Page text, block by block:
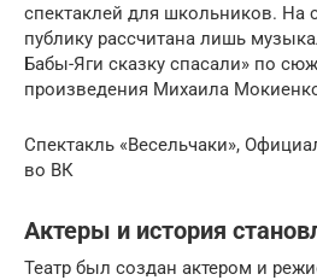
спектаклей для школьников. На
публику рассчитана лишь
Бабы-Яги сказку спасали» по
произведения Михаила
Спектакль «Весельчаки»,
во ВК
Актеры и история
Театр был создан актером и